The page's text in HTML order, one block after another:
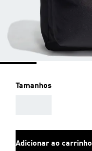
Tamanhos
Adicionar ao carrinho